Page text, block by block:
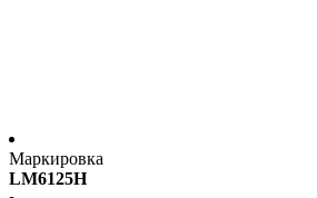
Маркировка
LM6125H